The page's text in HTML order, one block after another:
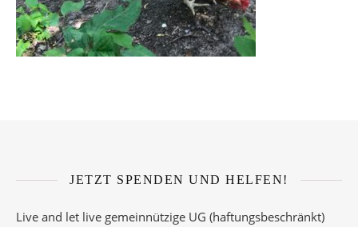
JETZT SPENDEN UND HELFEN!
Live and let live gemeinnützige UG (haftungsbeschränkt)